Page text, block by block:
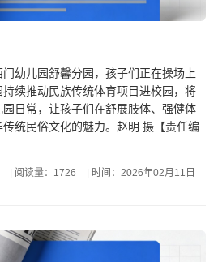
幼儿园舒馨分园，孩子们正在操场上
续推动民族传统体育项目进校园，将
日常，让孩子们在舒展肢体、强健体
统民俗文化的魅力。赵明 摄【责任编
阅读量：1726 时间：2026年02月11日